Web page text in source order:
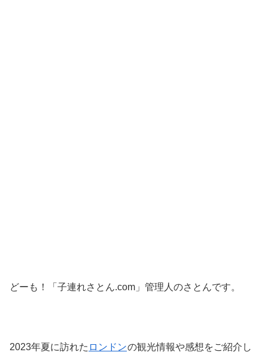
どーも！「子連れさとん.com」管理人のさとんです。
2023年夏に訪れた ロンドンの観光情報や感想をご紹介し